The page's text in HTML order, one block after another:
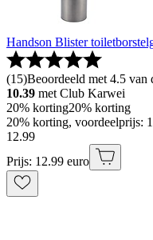
Handson Blister
(15)Beoordeeld met 4.5 van
10.39 met Club Karwei
20% korting20% korting
20% korting, voordeelprijs:
12.99
Prijs: 12.99 euro